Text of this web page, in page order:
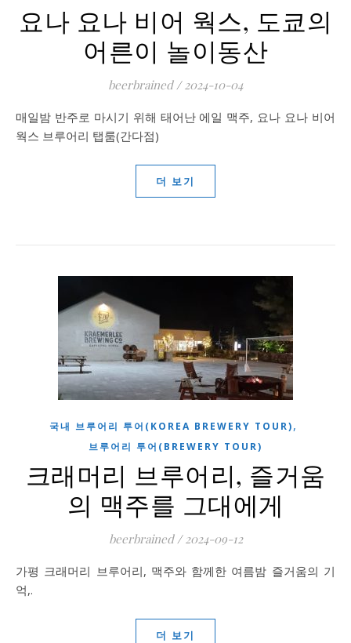
요나 요나 비어 웍스, 도쿄의
어른이 놀이동산
beerbrained / 2024-10-04
매일밤 반주로 마시기 위해 태어난 에일 맥주, 요나 요나 비어
웍스 브루어리 탭룸(간다점)
더 보기
국내 브루어리 투어(KOREA BREWERY TOUR),
브루어리 투어(BREWERY TOUR)
크래머리 브루어리, 즐거움
의 맥주를 그대에게
beerbrained / 2024-09-12
가평 크래머리 브루어리, 맥주와 함께한 여름밤 즐거움의 기
억,.
더 보기